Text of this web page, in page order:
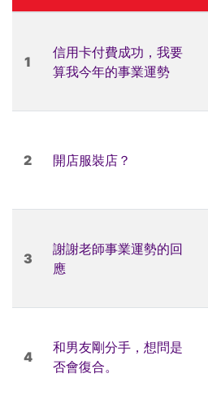
1
信用卡付費成功，我要
算我今年的事業運勢
2 開店服裝店？
3
謝謝老師事業運勢的回
應
4
和男友剛分手，想問是
否會復合。